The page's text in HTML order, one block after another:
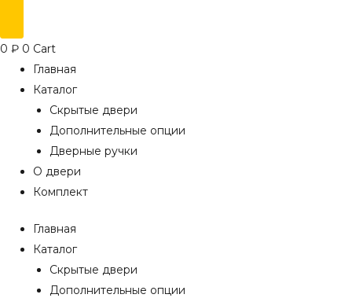
0 ₽ 0 Cart
Главная
Каталог
Скрытые двери
Дополнительные опции
Дверные ручки
О двери
Комплект
Главная
Каталог
Скрытые двери
Дополнительные опции